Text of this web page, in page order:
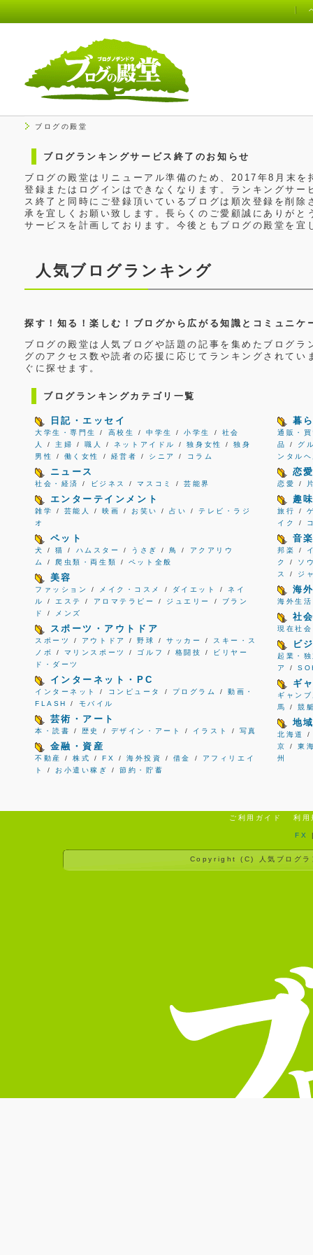
ブログの殿堂
ブログランキングサービス終了のお知らせ
ブログの殿堂はリニューアル準備のため、2017年8月末
登録またはログインはできなくなります。ランキングサ
ス終了と同時にご登録頂いているブログは順次登録を削
承を宜しくお願い致します。長らくのご愛顧誠にありが
サービスを計画しております。今後ともブログの殿堂を宜
人気ブログランキング
探す！知る！楽しむ！ブログから広がる知識とコミュニケ
ブログの殿堂は人気ブログや話題の記事を集めたブログラ
グのアクセス数や読者の応援に応じてランキングされてい
ぐに探せます。
ブログランキングカテゴリ一覧
日記・エッセイ
大学生・専門生 / 高校生 / 中学生 /小学生 / 社会
人
/主婦 /職人 / ネットアイドル /独身女性 /独身
男性
/ 働く女性 / 経営者 / シニア / コラム
ニュース
社会・経済 / ビジネス /マスコミ /芸能界
エンターテインメント
雑学 / 芸能人 /映画 / お笑い /占い /テレビ・ラジ
オ
ペット
犬 /猫 / ハムスター / うさぎ / 鳥 /
アクアリウ
ム
/ 爬虫類・両生類 / ペット全般
美容
ファッション / メイク・コスメ / ダイエット /ネイ
ル
/ エステ / アロマテラピー / ジュエリー /
ブラン
ド
/ メンズ
スポーツ・アウトドア
スポーツ / アウトドア /野球 /サッカー / スキー・ス
ノボ
/ マリンスポーツ / ゴルフ / 格闘技 /
ビリヤー
ド・ダーツ
インターネット・PC
インターネット / コンピュータ / プログラム / 動画・
FLASH
/ モバイル
芸術・アート
本・読書 / 歴史 / デザイン・アート / イラスト / 写真
金融・資産
不動産 /株式 /FX / 海外投資 / 借金 /
アフィリエイ
ト
/ お小遣い稼ぎ /節約・貯蓄
暮
通販・
品
/ グ
ンタル
恋
恋愛 /
趣
旅行 /
イク
/
音
邦楽 /
ク
/ ソ
ス
/ ジ
海
海外生活
社
現在社会
ビ
起業・
ア
/
ギ
ギャン
馬
/競
地
北海道
京
/東
州
ご利用ガイド 利用
FX
Copyright (C) 人気ブログ